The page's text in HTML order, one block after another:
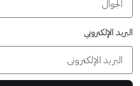
البريد الإلكتروني